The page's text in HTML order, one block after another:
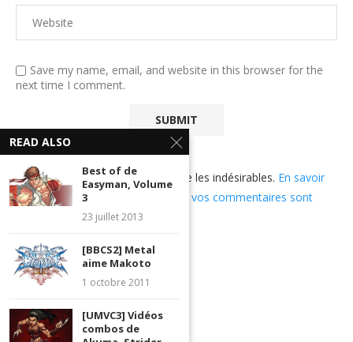
Save my name, email, and website in this browser for the
next time I comment.
Ce site utilise Akismet pour réduire les indésirables. En savoir
plus sur comment les données de vos commentaires sont
READ ALSO
Best of de
Easyman, Volume
3
23 juillet 2013
[BBCS2] Metal
aime Makoto
1 octobre 2011
[UMVC3] Vidéos
combos de